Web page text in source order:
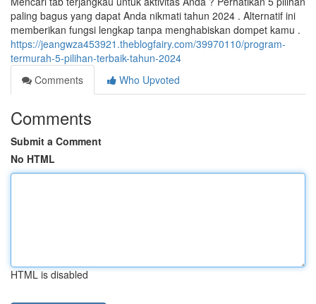
paling bagus yang dapat Anda nikmati tahun 2024 . Alternatif ini
memberikan fungsi lengkap tanpa menghabiskan dompet kamu .
https://jeangwza453921.theblogfairy.com/39970110/program-
termurah-5-pilihan-terbaik-tahun-2024
Comments
Who Upvoted
Comments
Submit a Comment
No HTML
HTML is disabled